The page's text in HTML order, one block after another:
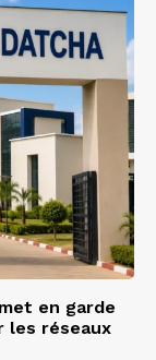
en garde
les réseaux